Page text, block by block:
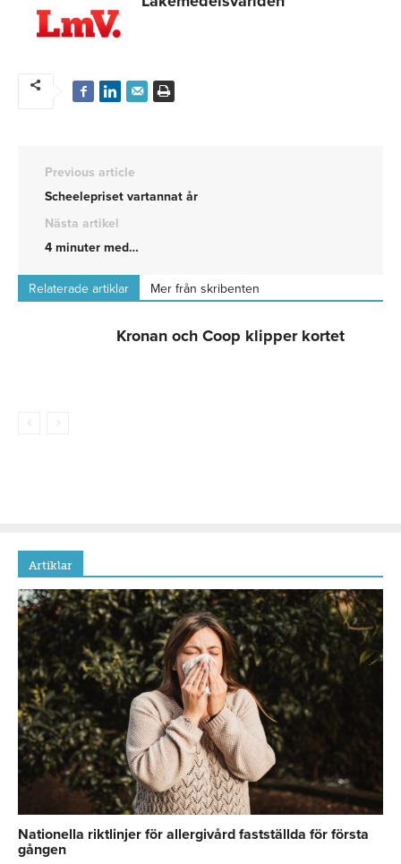
Previous article
Scheelepriset vartannat år
Nästa artikel
4 minuter med…
Relaterade artiklar Mer från skribenten
Kronan och Coop klipper kortet
Artiklar
Nationella riktlinjer för allergivård fastställda för första
gången